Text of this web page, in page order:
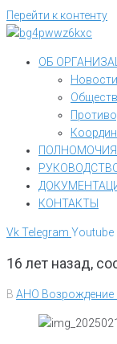
Перейти к контенту
ОБ
Новости
ПОЛНОМОЧИЯ
КОНТАКТЫ
VkTelegram Youtube
16 лет назад,
В АНО Возрождение